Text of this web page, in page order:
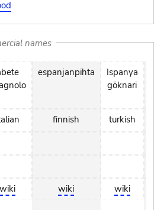
names
wiki
espanjanpihta
finnish
wiki
Ispanya
göknari
turkish
wiki